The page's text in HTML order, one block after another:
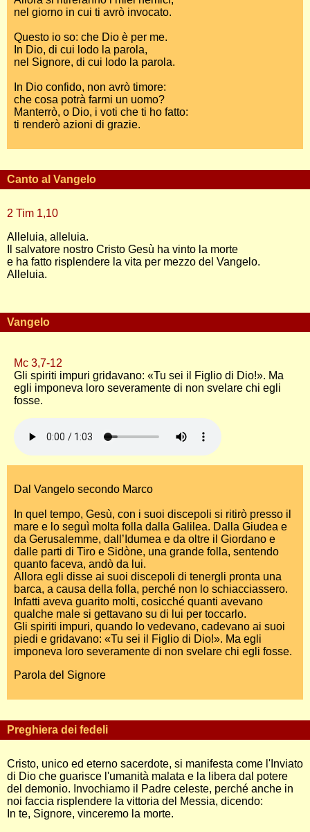
nel giorno in cui ti avrò invocato.
Questo io so: che Dio è per me.
In Dio, di cui lodo la parola,
nel Signore, di cui lodo la parola.
In Dio confido, non avrò timore:
che cosa potrà farmi un uomo?
Manterrò, o Dio, i voti che ti ho fatto:
ti renderò azioni di grazie.
Canto al Vangelo
2 Tim 1,10
Alleluia, alleluia.
Il salvatore nostro Cristo Gesù ha vinto la morte
e ha fatto risplendere la vita per mezzo del Vangelo.
Alleluia.
Vangelo
Mc 3,7-12
Gli spiriti impuri gridavano: «Tu sei il Figlio di Dio!». Ma
egli imponeva loro severamente di non svelare chi egli
fosse.
Dal Vangelo secondo Marco
In quel tempo, Gesù, con i suoi discepoli si ritirò presso il
mare e lo seguì molta folla dalla Galilea. Dalla Giudea e
da Gerusalemme, dall’Idumea e da oltre il Giordano e
dalle parti di Tiro e Sidòne, una grande folla, sentendo
quanto faceva, andò da lui.
Allora egli disse ai suoi discepoli di tenergli pronta una
barca, a causa della folla, perché non lo schiacciassero.
Infatti aveva guarito molti, cosicché quanti avevano
qualche male si gettavano su di lui per toccarlo.
Gli spiriti impuri, quando lo vedevano, cadevano ai suoi
piedi e gridavano: «Tu sei il Figlio di Dio!». Ma egli
imponeva loro severamente di non svelare chi egli fosse.
Parola del Signore
Preghiera dei fedeli
Cristo, unico ed eterno sacerdote, si manifesta come l'Inviato
di Dio che guarisce l'umanità malata e la libera dal potere
del demonio. Invochiamo il Padre celeste, perché anche in
noi faccia risplendere la vittoria del Messia, dicendo:
In te, Signore, vinceremo la morte.